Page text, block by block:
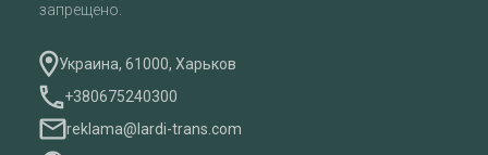
запрещено.
Украина, 61000, Харьков
+380675240300
reklama@lardi-trans.com